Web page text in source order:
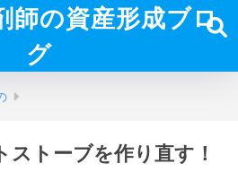
師の資産形成ブロ
グ
ストーブを作り直す！